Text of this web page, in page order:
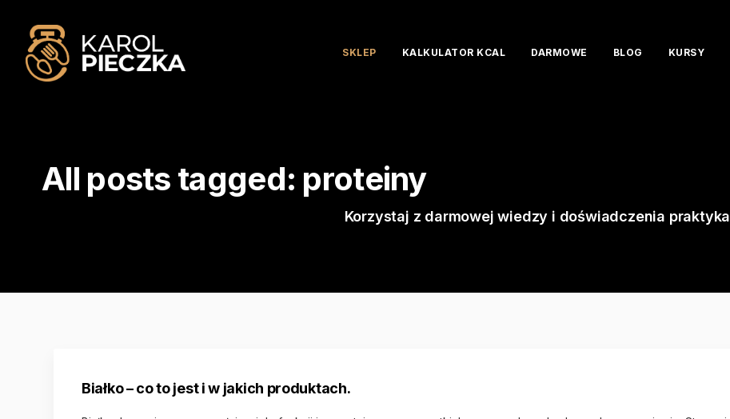
SKLEP KALKULATOR KCAL DARMOWE BLOG KURSY
All posts tagged: proteiny
Korzystaj z darmowej wiedzy i doświadczenia praktyka
Białko – co to jest i w jakich produktach.